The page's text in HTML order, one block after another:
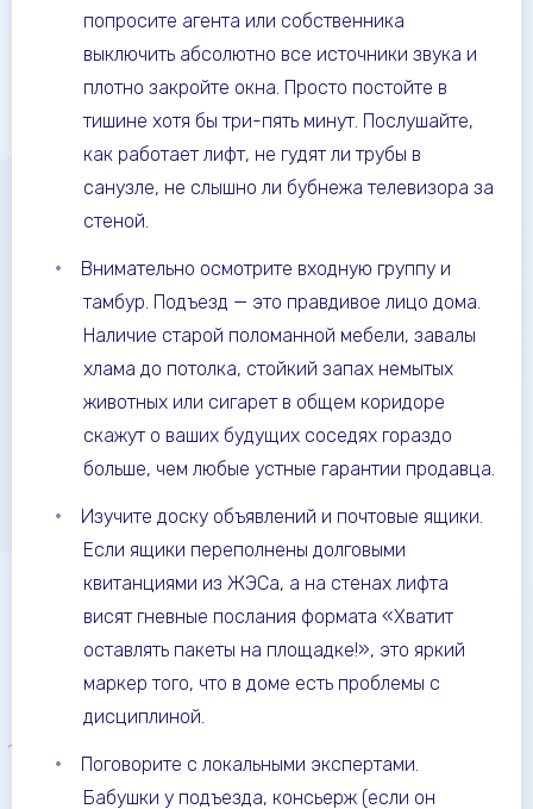
попросите агента или собственника
выключить абсолютно все источники звука и
плотно закройте окна. Просто постойте в
тишине хотя бы три-пять минут. Послушайте,
как работает лифт, не гудят ли трубы в
санузле, не слышно ли бубнежа телевизора за
стеной.
Внимательно осмотрите входную группу и
тамбур. Подъезд — это правдивое лицо дома.
Наличие старой поломанной мебели, завалы
хлама до потолка, стойкий запах немытых
животных или сигарет в общем коридоре
скажут о ваших будущих соседях гораздо
больше, чем любые устные гарантии продавца.
Изучите доску объявлений и почтовые ящики.
Если ящики переполнены долговыми
квитанциями из ЖЭСа, а на стенах лифта
висят гневные послания формата «Хватит
оставлять пакеты на площадке!», это яркий
маркер того, что в доме есть проблемы с
дисциплиной.
Поговорите с локальными экспертами.
Бабушки у подъезда, консьерж (если он